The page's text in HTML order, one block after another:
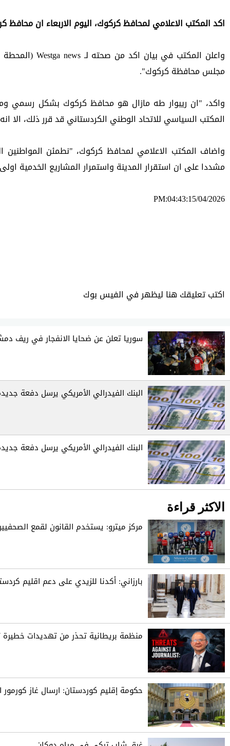
اكد المكتب الاعلامي لمحافظ كركوك، اليوم الاربعاء ان
مجلس محافظة كركوك".
المكتب السياسي للاتحاد الوطني الكردستاني قد قرر ذلك،
مشددا على ان استقرار المدينة واستمرار المشاريع الخدمية
PM:04:43:15/04/2026
اكتب تعليقك هنا ليظهر في الفيس بوك
سوريا تعلن عن ضحايا الانفجار في ريف
البنك الفيدرالي الأمريكي يرسل دفعة
البنك الفيدرالي الأمريكي يرسل دفعة
الاكثر قراءة
مركز ميترو: يستخدم القانون لقمع
بارزاني: أكدنا للزيدي على دعم اقليم
منظمة بريطانية تحذر من تهديدات
حكومة إقليم كوردستان: ارسال غاز كورمور